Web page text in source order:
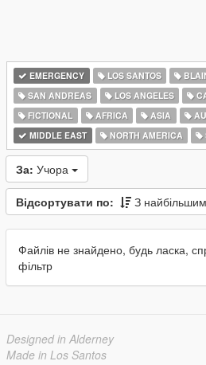
EMERGENCY LOS SANTOS
SAN ANDREAS
LOS ANGELES
FICTIONAL
AFRICA ASIA
MIDDLE EAST
NORTH AMERICA
За: Учора
Відсортувати по: З
Файлів не знайдено, будь ласка,
фільтр
Designed in Alderney
Made in Los Santos